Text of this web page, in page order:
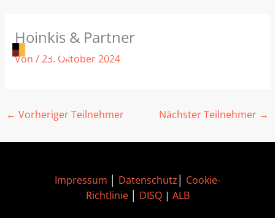
Inhalt
springen
Hoinkis & Partner
Von /23. Oktober 2024
← Vorheriger Teilnehmer Nächster Teilnehmer →
Impressum Datenschutz
Cookie-
Richtlinie│ DISQ| ALB